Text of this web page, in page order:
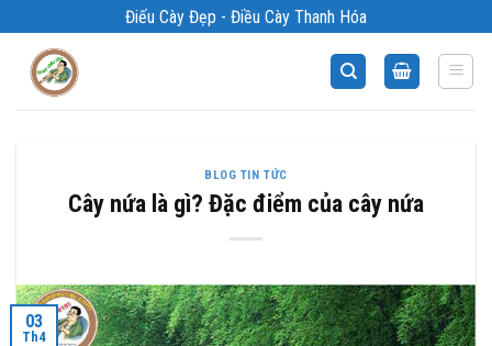
qua
Điếu Cày Đẹp - Điều Cày Thanh Hóa
BLOG TIN TỨC
Cây nứa là gì? Đặc điểm của cây nứa
03
Th4